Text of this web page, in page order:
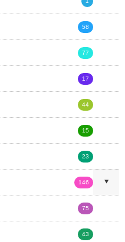
58
77
17
44
15
23
146
75
43